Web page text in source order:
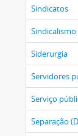
Sindicatos
Sindicalismo
Siderurgia
Servidores
Serviço
Separação